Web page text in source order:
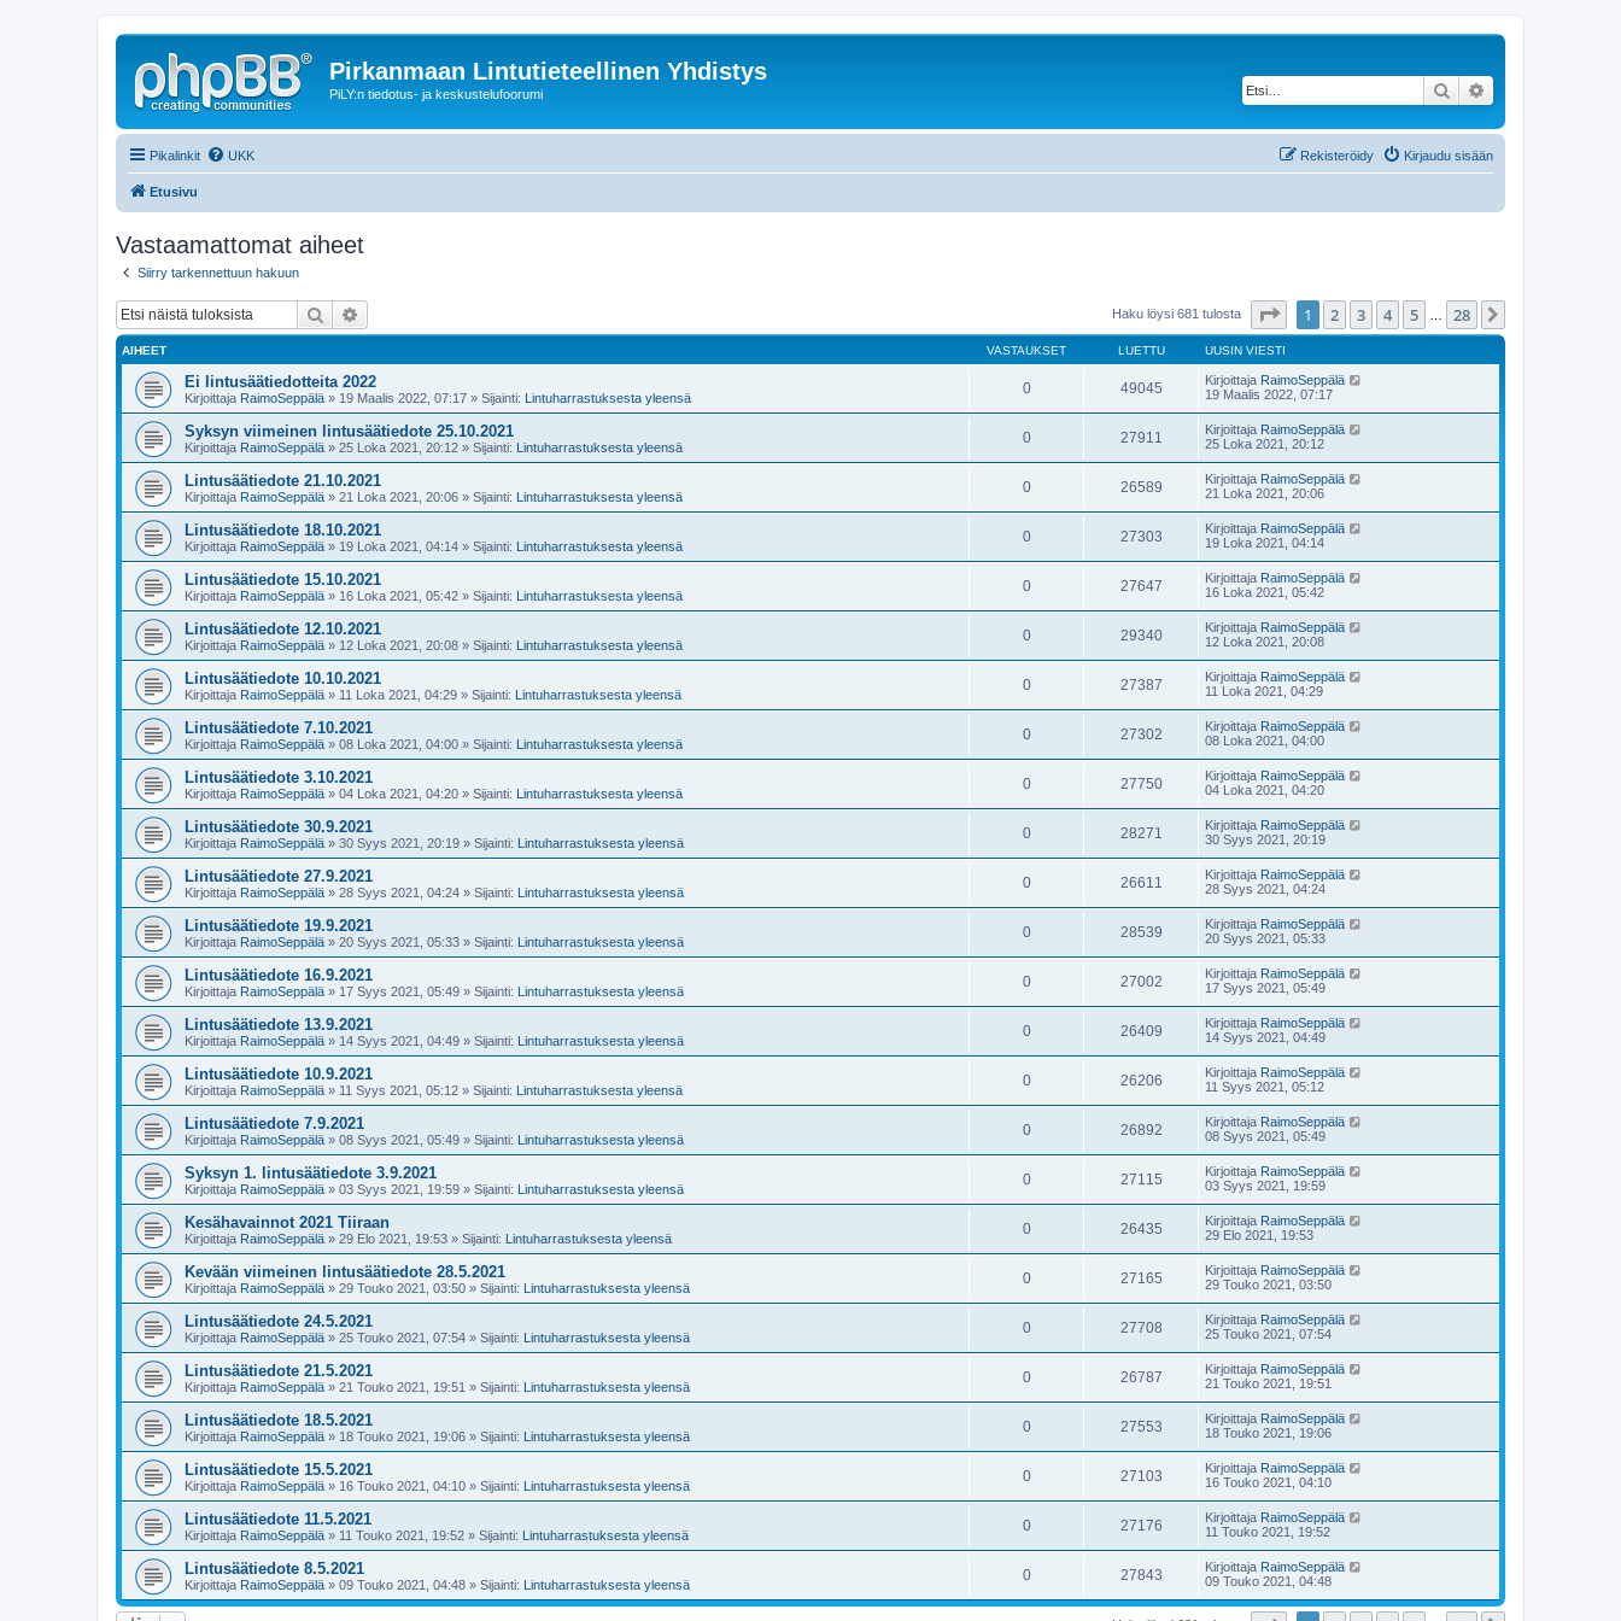
Pirkanmaan Lintutieteellinen Yhdistys
PiLY:n tiedotus- ja keskustelufoorumi Etsi
Pikalinkit UKK Kirjaudu sisään
Rekisteröidy
Etusivu
Vastaamattomat aiheet
Siirry tarkennettuun hakuun
Etsi Haku löysi 681 tulosta Sivu 28
1 2 3 4 5 28
AIHEET VASTAUKSET LUETTU UUSIN VIESTI
Ei lintusäätiedotteita 2022
Kirjoittaja RaimoSeppälä » 19 Maalis 2022, 07:17 » Sijainti: Lintuharrastuksesta yleensä
0 49045 Kirjoittaja RaimoSeppälä
19 Maalis 2022, 07:17
Syksyn viimeinen lintusäätiedote 25.10.2021
Kirjoittaja RaimoSeppälä » 25 Loka 2021, 20:12 » Sijainti: Lintuharrastuksesta yleensä
0 27911 Kirjoittaja RaimoSeppälä
25 Loka 2021, 20:12
Lintusäätiedote 21.10.2021
Kirjoittaja RaimoSeppälä » 21 Loka 2021, 20:06 » Sijainti: Lintuharrastuksesta yleensä
0 26589 Kirjoittaja RaimoSeppälä
21 Loka 2021, 20:06
Lintusäätiedote 18.10.2021
Kirjoittaja RaimoSeppälä » 19 Loka 2021, 04:14 » Sijainti: Lintuharrastuksesta yleensä
0 27303 Kirjoittaja RaimoSeppälä
19 Loka 2021, 04:14
Lintusäätiedote 15.10.2021
Kirjoittaja RaimoSeppälä » 16 Loka 2021, 05:42 » Sijainti: Lintuharrastuksesta yleensä
0 27647 Kirjoittaja RaimoSeppälä
16 Loka 2021, 05:42
Lintusäätiedote 12.10.2021
Kirjoittaja RaimoSeppälä » 12 Loka 2021, 20:08 » Sijainti: Lintuharrastuksesta yleensä
0 29340 Kirjoittaja RaimoSeppälä
12 Loka 2021, 20:08
Lintusäätiedote 10.10.2021
Kirjoittaja RaimoSeppälä » 11 Loka 2021, 04:29 » Sijainti: Lintuharrastuksesta yleensä
0 27387 Kirjoittaja RaimoSeppälä
11 Loka 2021, 04:29
Lintusäätiedote 7.10.2021
Kirjoittaja RaimoSeppälä » 08 Loka 2021, 04:00 » Sijainti: Lintuharrastuksesta yleensä
0 27302 Kirjoittaja RaimoSeppälä
08 Loka 2021, 04:00
Lintusäätiedote 3.10.2021
Kirjoittaja RaimoSeppälä » 04 Loka 2021, 04:20 » Sijainti: Lintuharrastuksesta yleensä
0 27750 Kirjoittaja RaimoSeppälä
04 Loka 2021, 04:20
Lintusäätiedote 30.9.2021
Kirjoittaja RaimoSeppälä » 30 Syys 2021, 20:19 » Sijainti: Lintuharrastuksesta yleensä
0 28271 Kirjoittaja RaimoSeppälä
30 Syys 2021, 20:19
Lintusäätiedote 27.9.2021
Kirjoittaja RaimoSeppälä » 28 Syys 2021, 04:24 » Sijainti: Lintuharrastuksesta yleensä
0 26611 Kirjoittaja RaimoSeppälä
28 Syys 2021, 04:24
Lintusäätiedote 19.9.2021
Kirjoittaja RaimoSeppälä » 20 Syys 2021, 05:33 » Sijainti: Lintuharrastuksesta yleensä
0 28539 Kirjoittaja RaimoSeppälä
20 Syys 2021, 05:33
Lintusäätiedote 16.9.2021
Kirjoittaja RaimoSeppälä » 17 Syys 2021, 05:49 » Sijainti: Lintuharrastuksesta yleensä
0 27002 Kirjoittaja RaimoSeppälä
17 Syys 2021, 05:49
Lintusäätiedote 13.9.2021
Kirjoittaja RaimoSeppälä » 14 Syys 2021, 04:49 » Sijainti: Lintuharrastuksesta yleensä
0 26409 Kirjoittaja RaimoSeppälä
14 Syys 2021, 04:49
Lintusäätiedote 10.9.2021
Kirjoittaja RaimoSeppälä » 11 Syys 2021, 05:12 » Sijainti: Lintuharrastuksesta yleensä
0 26206 Kirjoittaja RaimoSeppälä
11 Syys 2021, 05:12
Lintusäätiedote 7.9.2021
Kirjoittaja RaimoSeppälä » 08 Syys 2021, 05:49 » Sijainti: Lintuharrastuksesta yleensä
0 26892 Kirjoittaja RaimoSeppälä
08 Syys 2021, 05:49
Syksyn 1. lintusäätiedote 3.9.2021
Kirjoittaja RaimoSeppälä » 03 Syys 2021, 19:59 » Sijainti: Lintuharrastuksesta yleensä
0 27115 Kirjoittaja RaimoSeppälä
03 Syys 2021, 19:59
Kesähavainnot 2021 Tiiraan
Kirjoittaja RaimoSeppälä » 29 Elo 2021, 19:53 » Sijainti: Lintuharrastuksesta yleensä
0 26435 Kirjoittaja RaimoSeppälä
29 Elo 2021, 19:53
Kevään viimeinen lintusäätiedote 28.5.2021
Kirjoittaja RaimoSeppälä » 29 Touko 2021, 03:50 » Sijainti: Lintuharrastuksesta yleensä
0 27165 Kirjoittaja RaimoSeppälä
29 Touko 2021, 03:50
Lintusäätiedote 24.5.2021
Kirjoittaja RaimoSeppälä » 25 Touko 2021, 07:54 » Sijainti: Lintuharrastuksesta yleensä
0 27708 Kirjoittaja RaimoSeppälä
25 Touko 2021, 07:54
Lintusäätiedote 21.5.2021
Kirjoittaja RaimoSeppälä » 21 Touko 2021, 19:51 » Sijainti: Lintuharrastuksesta yleensä
0 26787 Kirjoittaja RaimoSeppälä
21 Touko 2021, 19:51
Lintusäätiedote 18.5.2021
Kirjoittaja RaimoSeppälä » 18 Touko 2021, 19:06 » Sijainti: Lintuharrastuksesta yleensä
0 27553 Kirjoittaja RaimoSeppälä
18 Touko 2021, 19:06
Lintusäätiedote 15.5.2021
Kirjoittaja RaimoSeppälä » 16 Touko 2021, 04:10 » Sijainti: Lintuharrastuksesta yleensä
0 27103 Kirjoittaja RaimoSeppälä
16 Touko 2021, 04:10
Lintusäätiedote 11.5.2021
Kirjoittaja RaimoSeppälä » 11 Touko 2021, 19:52 » Sijainti: Lintuharrastuksesta yleensä
0 27176 Kirjoittaja RaimoSeppälä
11 Touko 2021, 19:52
Lintusäätiedote 8.5.2021
Kirjoittaja RaimoSeppälä » 09 Touko 2021, 04:48 » Sijainti: Lintuharrastuksesta yleensä
0 27843 Kirjoittaja RaimoSeppälä
09 Touko 2021, 04:48